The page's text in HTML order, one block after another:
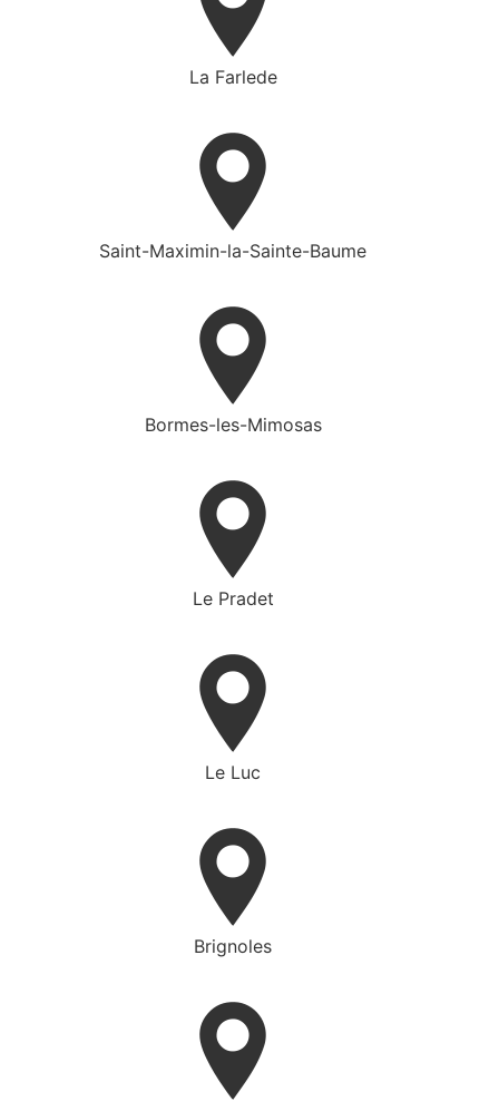
La Farlede
Saint-Maximin-la-Sainte-Baume
Bormes-les-Mimosas
Le Pradet
Le Luc
Brignoles